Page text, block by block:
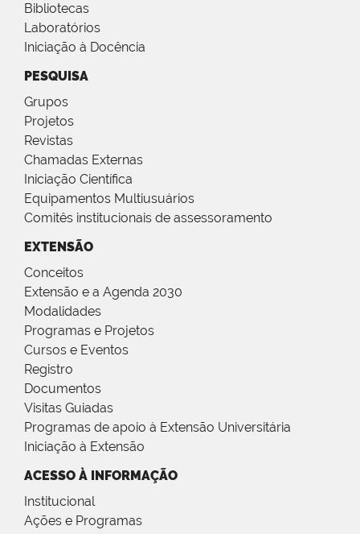
Bibliotecas
Laboratórios
Iniciação à Docência
PESQUISA
Grupos
Projetos
Revistas
Chamadas Externas
Iniciação Científica
Equipamentos Multiusuários
Comitês institucionais de assessoramento
EXTENSÃO
Conceitos
Extensão e a Agenda 2030
Modalidades
Programas e Projetos
Cursos e Eventos
Registro
Documentos
Visitas Guiadas
Programas de apoio à Extensão Universitária
Iniciação à Extensão
ACESSO À INFORMAÇÃO
Institucional
Ações e Programas